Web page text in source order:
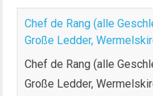
Chef de Rang (alle
Große Ledder,
Chef de Rang (alle
Große Ledder,